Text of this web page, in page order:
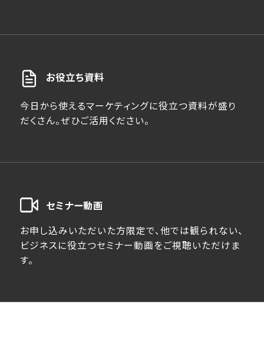
お役立ち資料
今日から使えるマーケティングに役立つ資料が盛り
だくさん。ぜひご活用ください。
セミナー動画
お申し込みいただいた方限定で、他では観られない、
ビジネスに役立つセミナー動画をご視聴いただけま
す。